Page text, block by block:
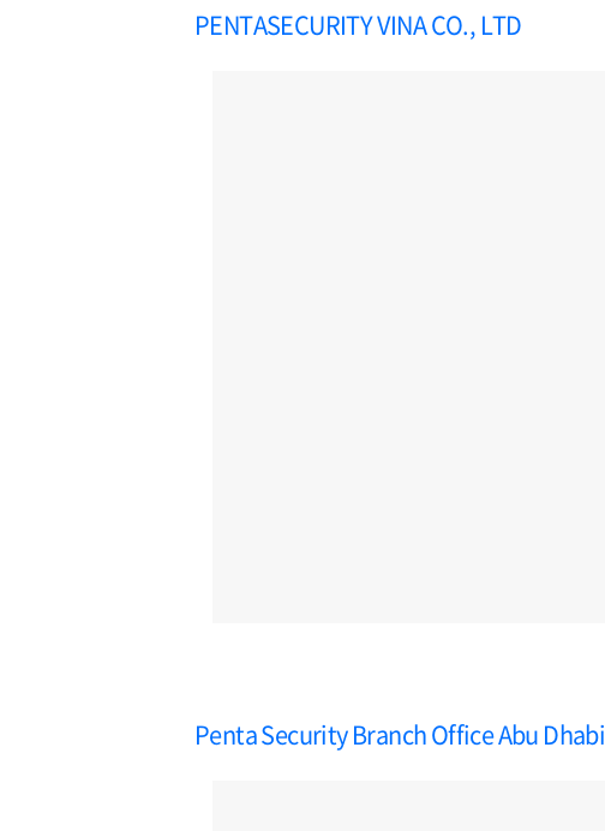
PENTASECURITY VINA CO., LTD
Penta Security Branch Office Abu Dhabi